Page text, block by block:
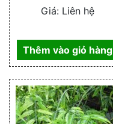
Giá:Liên hệ
Thêm vào giỏ hàng